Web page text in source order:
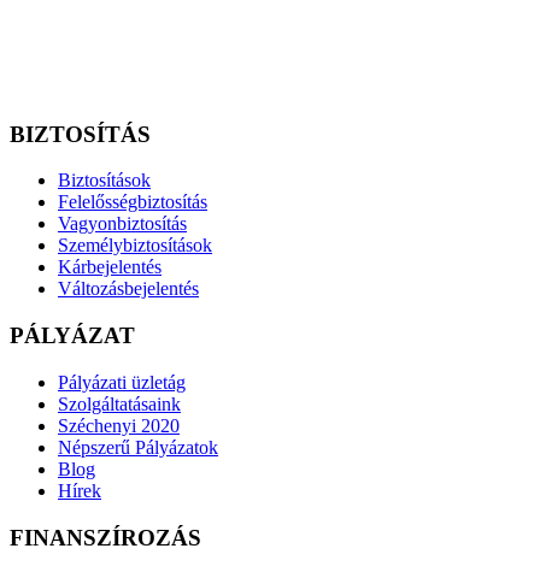
BIZTOSÍTÁS
Biztosítások
Felelősségbiztosítás
Vagyonbiztosítás
Személybiztosítások
Kárbejelentés
Változásbejelentés
PÁLYÁZAT
Pályázati üzletág
Szolgáltatásaink
Széchenyi 2020
Népszerű Pályázatok
Blog
Hírek
FINANSZÍROZÁS